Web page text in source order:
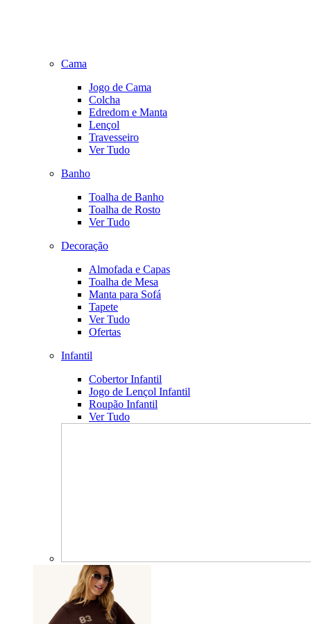
Cama
Jogo de Cama
Colcha
Edredom e Manta
Lençol
Travesseiro
Ver Tudo
Banho
Toalha de Banho
Toalha de Rosto
Ver Tudo
Decoração
Almofada e Capas
Toalha de Mesa
Manta para Sofá
Tapete
Ver Tudo
Ofertas
Infantil
Cobertor Infantil
Jogo de Lençol Infantil
Roupão Infantil
Ver Tudo